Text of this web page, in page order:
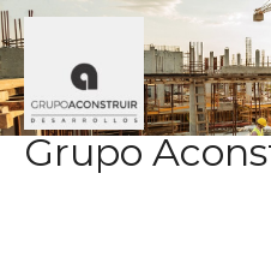
Ir
al
contenido
Grupo